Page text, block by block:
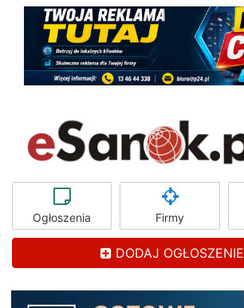
Ogłoszenia Firmy
DODAJ OGŁOSZENIE